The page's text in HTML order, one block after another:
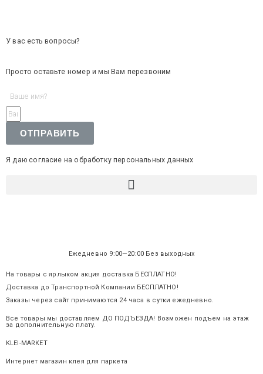
У вас есть вопросы?
Просто оставьте номер и мы Вам перезвоним
ОТПРАВИТЬ
Я даю согласие на обработку персональных данных
Ежедневно 9:00—20:00 Без выходных
На товары с ярлыком акция доставка БЕСПЛАТНО!
Доставка до Транспортной Компании БЕСПЛАТНО!
Заказы через сайт принимаются 24 часа в сутки ежедневно.
Все товары мы доставляем ДО ПОДЪЕЗДА! Возможен подъем на этаж
за дополнительную плату.
KLEI-MARKET.ru
Интернет магазин клея для паркета